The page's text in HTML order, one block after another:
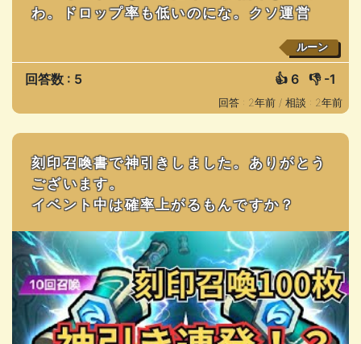
わ。ドロップ率も低いのにな。クソ運営
ルーン
回答数 : 5 👍 6 👎 -1
回答 : 2年前 / 相談 : 2年前
刻印召喚書で神引きしました。ありがとう
ございます。
イベント中は確率上がるもんですか？